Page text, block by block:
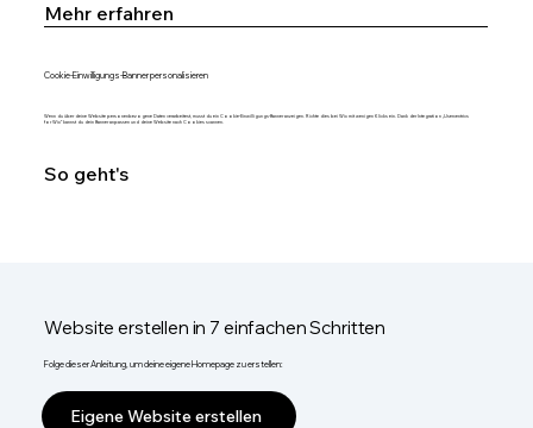
Mehr erfahren
Cookie-Einwilligungs-Banner personalisieren
Wenn du über deine Website personenbezogene Daten verarbeitest, musst du ein Cookie-Einwilligungs-Banner anzeigen. Richte dies bei Wix mit wenigen Klicks ein. Dank der Integration „Usercentrics
for Wix“ kannst du dein Banner anpassen und deine Website nach Cookies scannen.
So geht's
Website erstellen in 7 einfachen Schritten
Folge dieser Anleitung, um deine eigene Homepage zu erstellen:
Eigene Website erstellen